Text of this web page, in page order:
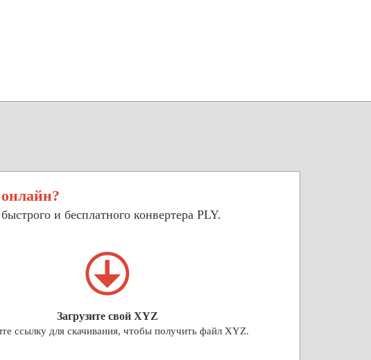
и бесплатного конвертера PLY.
Загрузите свой XYZ
ссылку для скачивания, чтобы получить файл XYZ.